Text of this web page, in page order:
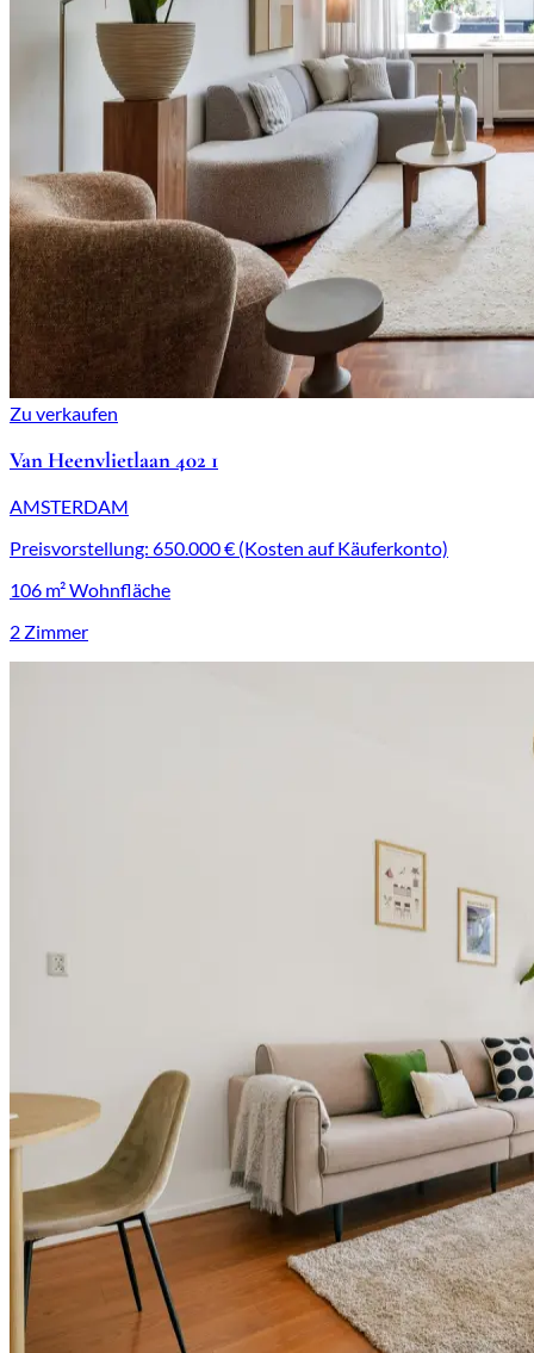
Zu verkaufen
Van Heenvlietlaan 402 1
AMSTERDAM
Preisvorstellung: 650.000 € (Kosten auf Käuferkonto)
106 m² Wohnfläche
2 Zimmer